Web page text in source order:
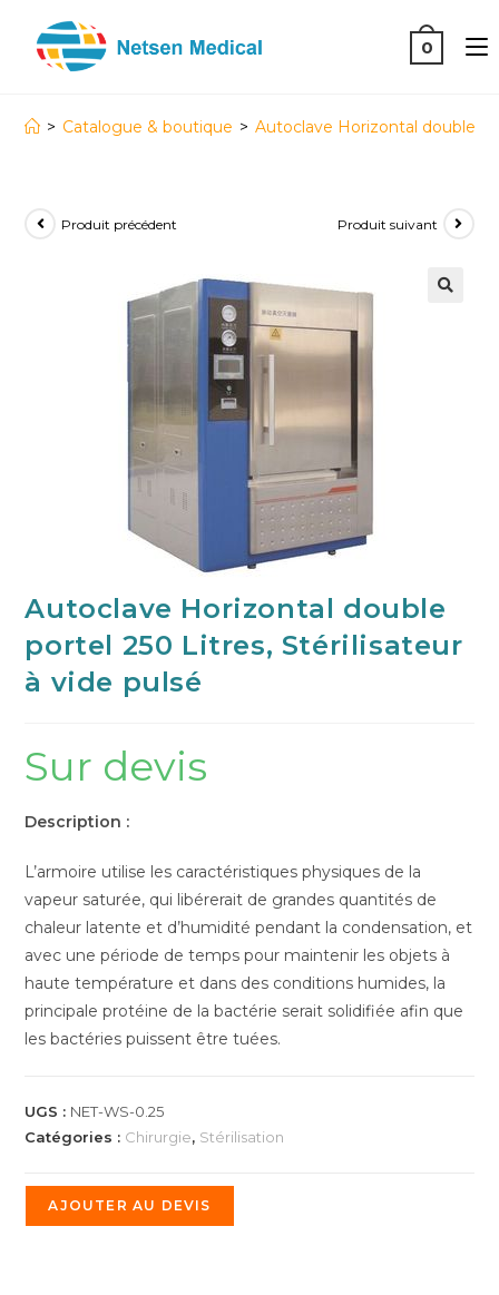
0
> Catalogue & boutique > Autoclave Horizontal double
Produit précédent Produit suivant
Autoclave Horizontal double
portel 250 Litres, Stérilisateur
à vide pulsé
Sur devis
Description :
L’armoire utilise les caractéristiques physiques de la
vapeur saturée, qui libérerait de grandes quantités de
chaleur latente et d’humidité pendant la condensation, et
avec une période de temps pour maintenir les objets à
haute température et dans des conditions humides, la
principale protéine de la bactérie serait solidifiée afin que
les bactéries puissent être tuées.
UGS : NET-WS-0.25
Catégories : Chirurgie, Stérilisation
AJOUTER AU DEVIS